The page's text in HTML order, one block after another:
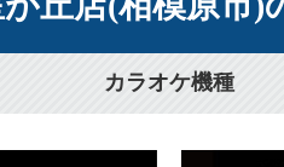
カラオケ機種